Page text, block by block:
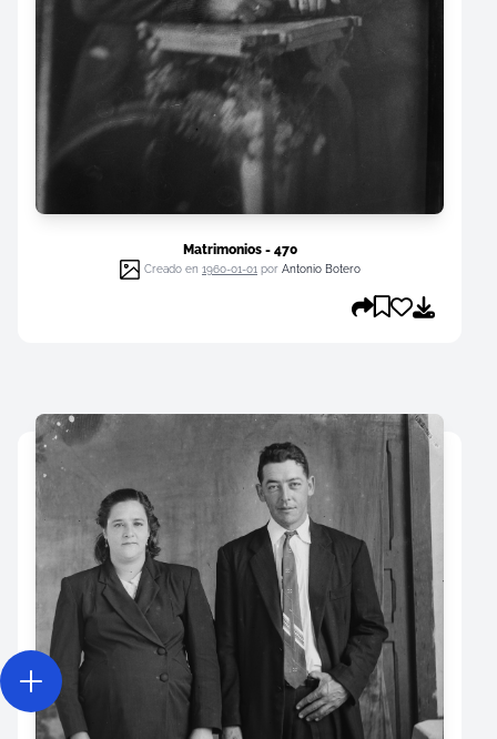
Matrimonios - 470
Creado en 1960-01-01 por Antonio Botero
Abrir acciones menu